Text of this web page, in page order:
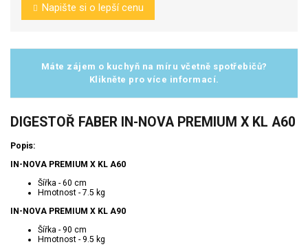
Napište si o lepší cenu
Máte zájem o kuchyň na míru včetně spotřebičů?
Klikněte pro více informací.
DIGESTOŘ FABER IN-NOVA PREMIUM X KL A60
Popis:
IN-NOVA PREMIUM X KL A60
Šířka - 60 cm
Hmotnost - 7.5 kg
IN-NOVA PREMIUM X KL A90
Šířka - 90 cm
Hmotnost - 9.5 kg